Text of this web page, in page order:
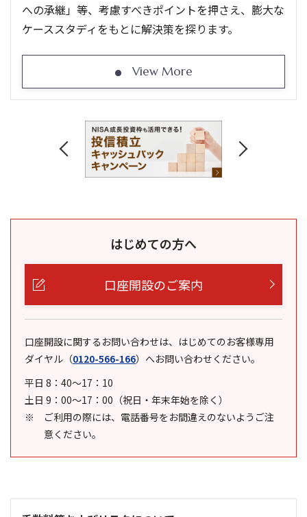
への承継」等、考慮すべきポイントを押さえ、膨大な
ケーススタディをもとに解決策を探ります。
View More
はじめての方へ
口座開設のご案内
口座開設に関するお問い合わせは、はじめてのお客様専用
ダイヤル （0120-566-166） へお問い合わせください。
平日 8：40～17：10
土日 9：00～17：00（祝日・年末年始を除く）
ご利用の際には、電話番号をお間違えのないようご注
意ください。